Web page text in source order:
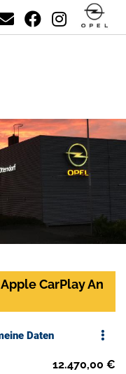
CarPlay An
Daten
12.470,00 €